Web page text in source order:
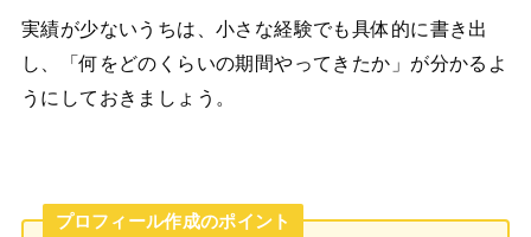
実績が少ないうちは、小さな経験でも具体的に書き出
し、「何をどのくらいの期間やってきたか」が分かるよ
うにしておきましょう。
プロフィール作成のポイント